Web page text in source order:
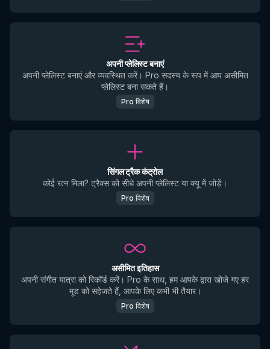
अपनी प्लेलिस्ट बनाएं
अपनी प्लेलिस्ट बनाएं और व्यवस्थित करें। Pro सदस्य के रूप में आप असीमित
प्लेलिस्ट बना सकते हैं।
Pro विशेष
सिंगल ट्रैक कंट्रोल
कोई रत्न मिला? ट्रैक्स को सीधे अपनी प्लेलिस्ट या क्यू में जोड़ें।
Pro विशेष
असीमित इतिहास
अपनी संगीत यात्रा को रिकॉर्ड करें। Pro के साथ, हम आपके द्वारा खोजे गए हर
मूड को सहेजते हैं, आपके लिए कभी भी तैयार।
Pro विशेष